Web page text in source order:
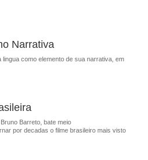
Narrativa
como elemento de sua narrativa, em
Barreto, bate meio
por decadas o filme brasileiro mais visto